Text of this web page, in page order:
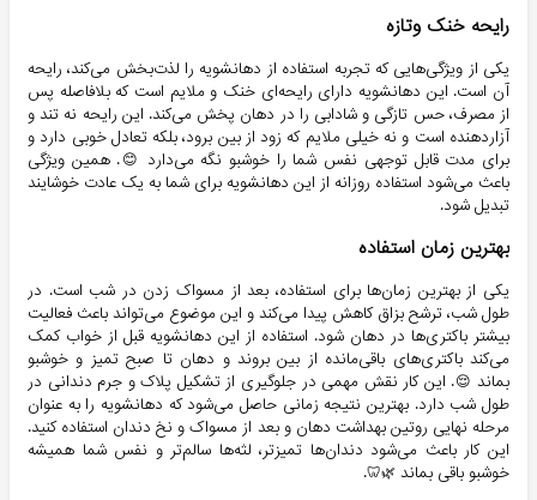
رایحه خنک وتازه
یکی از ویژگی‌هایی که تجربه استفاده از دهانشویه را لذت‌بخش می‌کند، رایحه
آن است. این دهانشویه دارای رایحه‌ای خنک و ملایم است که بلافاصله پس
از مصرف، حس تازگی و شادابی را در دهان پخش می‌کند. این رایحه نه تند و
آزاردهنده است و نه خیلی ملایم که زود از بین برود، بلکه تعادل خوبی دارد و
برای مدت قابل توجهی نفس شما را خوشبو نگه می‌دارد 😊. همین ویژگی
باعث می‌شود استفاده روزانه از این دهانشویه برای شما به یک عادت خوشایند
تبدیل شود.
بهترین زمان استفاده
یکی از بهترین زمان‌ها برای استفاده، بعد از مسواک زدن در شب است. در
طول شب، ترشح بزاق کاهش پیدا می‌کند و این موضوع می‌تواند باعث فعالیت
بیشتر باکتری‌ها در دهان شود. استفاده از این دهانشویه قبل از خواب کمک
می‌کند باکتری‌های باقی‌مانده از بین بروند و دهان تا صبح تمیز و خوشبو
بماند 😌. این کار نقش مهمی در جلوگیری از تشکیل پلاک و جرم دندانی در
طول شب دارد. بهترین نتیجه زمانی حاصل می‌شود که دهانشویه را به عنوان
مرحله نهایی روتین بهداشت دهان و بعد از مسواک و نخ دندان استفاده کنید.
این کار باعث می‌شود دندان‌ها تمیزتر، لثه‌ها سالم‌تر و نفس شما همیشه
خوشبو باقی بماند 🌿🦷.